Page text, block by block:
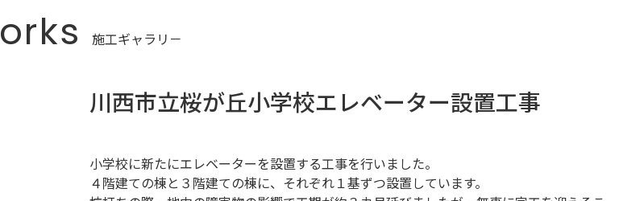
Works
川西市立桜が丘小学校エレベーター設置工事
小学校に新たにエレベーターを設置する工事を行いました。
４階建ての棟と３階建ての棟に、それぞれ１基ずつ設置しています。